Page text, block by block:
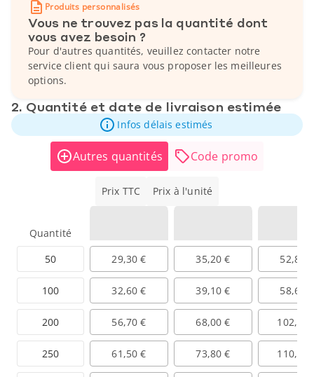
Produits personnalisés
Vous ne trouvez pas la quantité dont
vous avez besoin ?
Pour d'autres quantités, veuillez contacter notre
service client qui saura vous proposer les meilleures
options.
2. Quantité et date de livraison estimée
Infos délais estimés
Autres quantités Code promo
Prix TTC Prix à l'unité
Quantité
50
100
200
250
29,30 € 35,20 € 52,80 €
32,60 € 39,10 € 58,60 €
56,70 € 68,00 € 102,00
61,50 € 73,80 € 110,70